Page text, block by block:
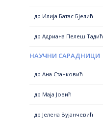
др Илија Батас Бјелић
др Адриана Пелеш Тадић
НАУЧНИ САРАДНИЦИ
др Ана Станковић
др Маја Јовић
др Јелена Вујанчевић